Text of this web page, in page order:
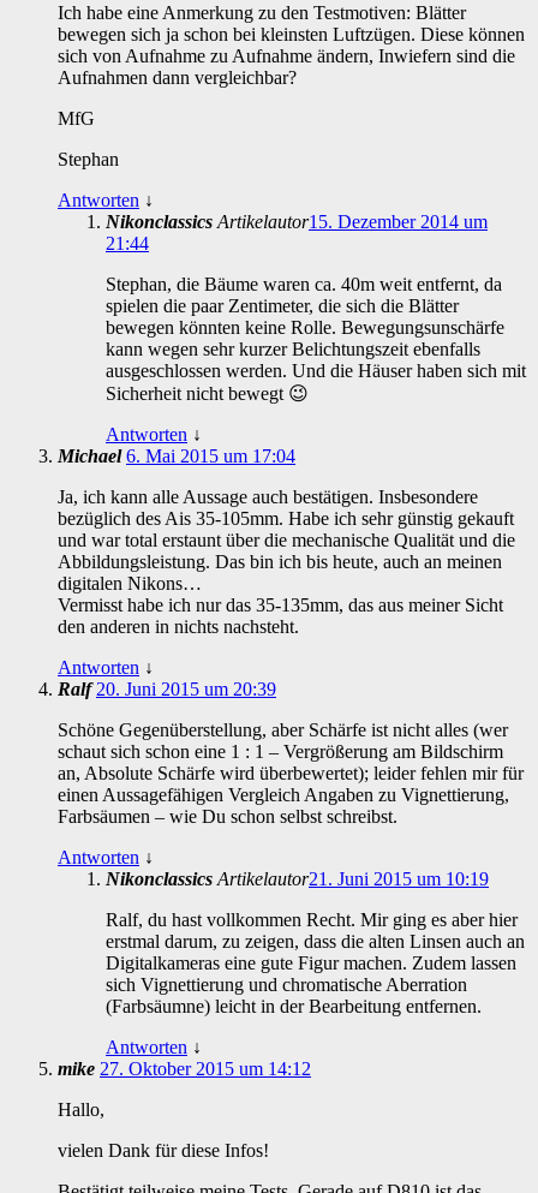
Ich habe eine Anmerkung zu den Testmotiven: Blätter
bewegen sich ja schon bei kleinsten Luftzügen. Diese können
sich von Aufnahme zu Aufnahme ändern, Inwiefern sind die
Aufnahmen dann vergleichbar?
MfG
Stephan
Antworten ↓
Nikonclassics Artikelautor15. Dezember 2014 um
21:44
Stephan, die Bäume waren ca. 40m weit entfernt, da
spielen die paar Zentimeter, die sich die Blätter
bewegen könnten keine Rolle. Bewegungsunschärfe
kann wegen sehr kurzer Belichtungszeit ebenfalls
ausgeschlossen werden. Und die Häuser haben sich mit
Sicherheit nicht bewegt 😉
Antworten ↓
Michael 6. Mai 2015 um 17:04
Ja, ich kann alle Aussage auch bestätigen. Insbesondere
bezüglich des Ais 35-105mm. Habe ich sehr günstig gekauft
und war total erstaunt über die mechanische Qualität und die
Abbildungsleistung. Das bin ich bis heute, auch an meinen
digitalen Nikons…
Vermisst habe ich nur das 35-135mm, das aus meiner Sicht
den anderen in nichts nachsteht.
Antworten ↓
Ralf 20. Juni 2015 um 20:39
Schöne Gegenüberstellung, aber Schärfe ist nicht alles (wer
schaut sich schon eine 1 : 1 – Vergrößerung am Bildschirm
an, Absolute Schärfe wird überbewertet); leider fehlen mir für
einen Aussagefähigen Vergleich Angaben zu Vignettierung,
Farbsäumen – wie Du schon selbst schreibst.
Antworten ↓
Nikonclassics Artikelautor21. Juni 2015 um 10:19
Ralf, du hast vollkommen Recht. Mir ging es aber hier
erstmal darum, zu zeigen, dass die alten Linsen auch an
Digitalkameras eine gute Figur machen. Zudem lassen
sich Vignettierung und chromatische Aberration
(Farbsäumne) leicht in der Bearbeitung entfernen.
Antworten ↓
mike 27. Oktober 2015 um 14:12
Hallo,
vielen Dank für diese Infos!